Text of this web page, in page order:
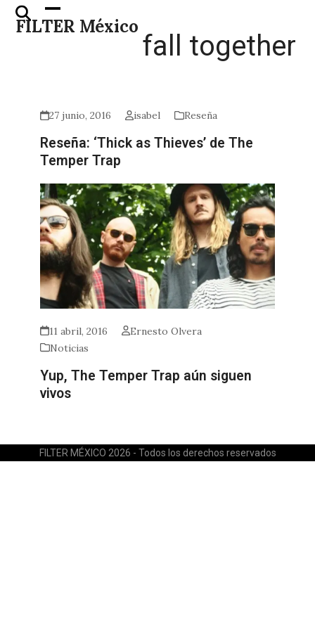
Skip
FILTER México
Open
mobile
Close
mobile
fall together
27 junio, 2016 isabel Reseña
Reseña: ‘Thick as Thieves’ de The
Temper Trap
11 abril, 2016
Ernesto Olvera
Noticias
Yup, The Temper Trap aún siguen
vivos
FILTER MÉXICO 2026 - Todos los derechos reservados